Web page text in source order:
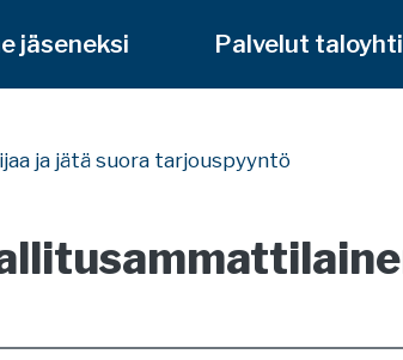
jäseneksi Palvelut
ja jätä suora tarjouspyyntö